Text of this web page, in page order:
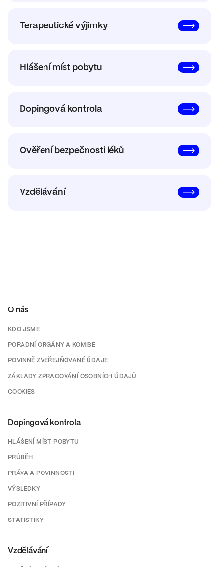
Terapeutické výjimky
Hlášení míst pobytu
Dopingová kontrola
Ověření bezpečnosti léků
Vzdělávání
O nás
KDO JSME
PORADNÍ ORGÁNY A KOMISE
POVINNĚ ZVEŘEJŇOVANÉ ÚDAJE
ZÁKLADY ZPRACOVÁNÍ OSOBNÍCH ÚDAJŮ
COOKIES
Dopingová kontrola
HLÁŠENÍ MÍST POBYTU
PRŮBĚH
PRÁVA A POVINNOSTI
VÝSLEDKY
POZITIVNÍ PŘÍPADY
STATISTIKY
Vzdělávání